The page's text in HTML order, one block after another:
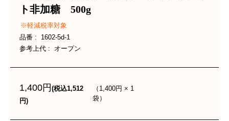
ト非加糖 500g
軽減税率対象
品番
1602-5d-1
参考上代
オープン
1,400円(税込1,512
円)
（ 1,400円 × 1
袋）